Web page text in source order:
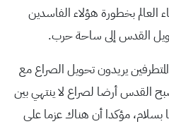
بخطورة هؤلاء الفاسدين
القدس إلى ساحة حرب.
يريدون تحويل الصراع مع
القدس أرضا لصراع لا ينتهي بين
بسلام، مؤكدا أن هناك عزما على